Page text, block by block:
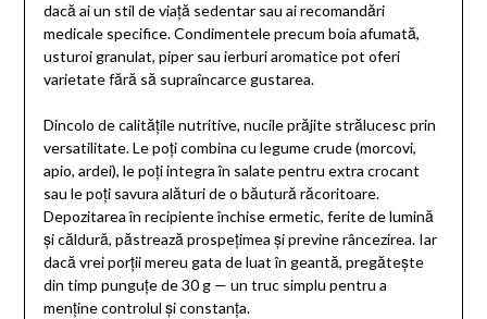
dacă ai un stil de viață sedentar sau ai recomandări
medicale specifice. Condimentele precum boia afumată,
usturoi granulat, piper sau ierburi aromatice pot oferi
varietate fără să supraîncarce gustarea.
Dincolo de calitățile nutritive, nucile prăjite strălucesc prin
versatilitate. Le poți combina cu legume crude (morcovi,
apio, ardei), le poți integra în salate pentru extra crocant
sau le poți savura alături de o băutură răcoritoare.
Depozitarea în recipiente închise ermetic, ferite de lumină
și căldură, păstrează prospețimea și previne râncezirea. Iar
dacă vrei porții mereu gata de luat în geantă, pregătește
din timp punguțe de 30 g — un truc simplu pentru a
menține controlul și constanța.